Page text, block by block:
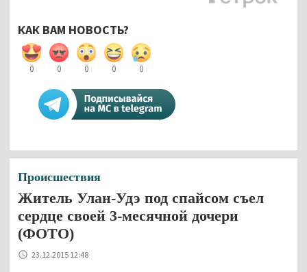
КАК ВАМ НОВОСТЬ?
0 0 0 0 0
Происшествия
Житель Улан-Удэ под спайсом съел
сердце своей 3-месячной дочери
(ФОТО)
23.12.2015 12:48